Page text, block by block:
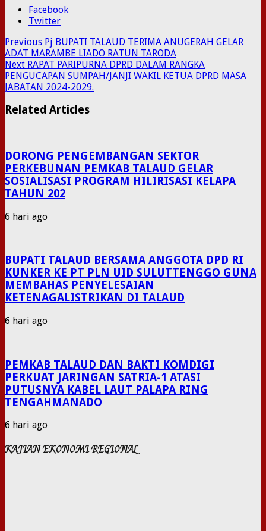
Facebook
Twitter
Previous Pj BUPATI TALAUD TERIMA ANUGERAH GELAR
ADAT MARAMBE LIADO RATUN TARODA
Next RAPAT PARIPURNA DPRD DALAM RANGKA
PENGUCAPAN SUMPAH/JANJI WAKIL KETUA DPRD MASA
JABATAN 2024-2029.
Related Articles
DORONG PENGEMBANGAN SEKTOR
PERKEBUNAN PEMKAB TALAUD GELAR
SOSIALISASI PROGRAM HILIRISASI KELAPA
TAHUN 202
6 hari ago
BUPATI TALAUD BERSAMA ANGGOTA DPD RI
KUNKER KE PT PLN UID SULUTTENGGO GUNA
MEMBAHAS PENYELESAIAN
KETENAGALISTRIKAN DI TALAUD
6 hari ago
PEMKAB TALAUD DAN BAKTI KOMDIGI
PERKUAT JARINGAN SATRIA-1 ATASI
PUTUSNYA KABEL LAUT PALAPA RING
TENGAHMANADO
6 hari ago
KAJIAN EKONOMI REGIONAL